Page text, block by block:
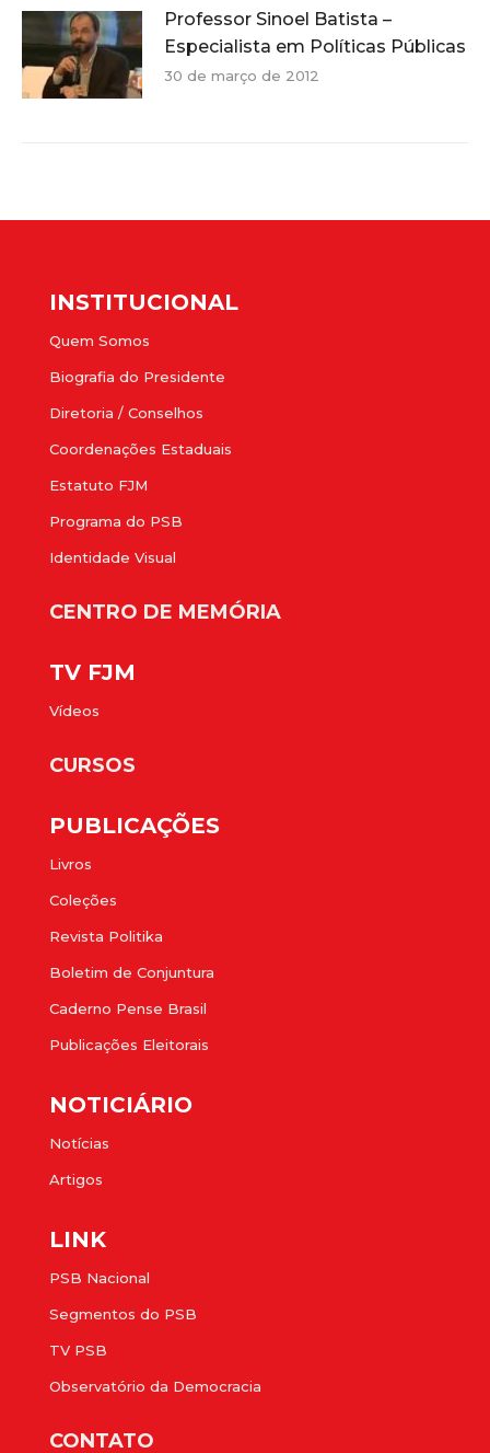
Professor Sinoel Batista –
Especialista em Políticas Públicas
30 de março de 2012
INSTITUCIONAL
Quem Somos
Biografia do Presidente
Diretoria / Conselhos
Coordenações Estaduais
Estatuto FJM
Programa do PSB
Identidade Visual
CENTRO DE MEMÓRIA
TV FJM
Vídeos
CURSOS
PUBLICAÇÕES
Livros
Coleções
Revista Politika
Boletim de Conjuntura
Caderno Pense Brasil
Publicações Eleitorais
NOTICIÁRIO
Notícias
Artigos
LINK
PSB Nacional
Segmentos do PSB
TV PSB
Observatório da Democracia
CONTATO